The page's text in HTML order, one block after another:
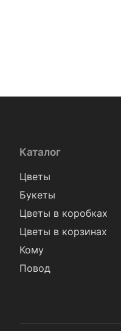
Каталог
Цветы
Букеты
Цветы в коробках
Цветы в корзинах
Кому
Повод